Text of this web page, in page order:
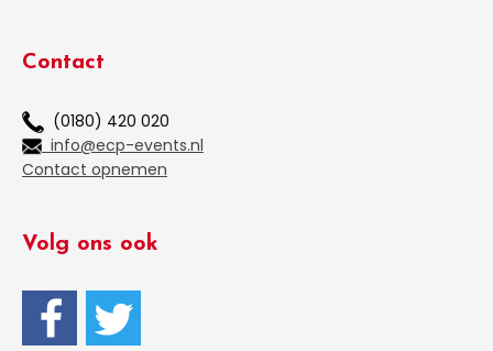
Contact
(0180) 420 020
info@ecp-events.nl
Contact opnemen
Volg ons ook